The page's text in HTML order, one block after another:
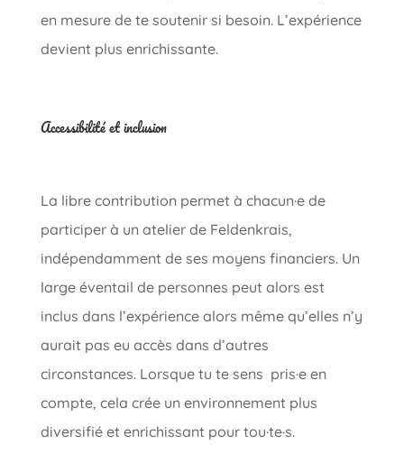
en mesure de te soutenir si besoin. L’expérience
devient plus enrichissante.
Accessibilité et inclusion
La libre contribution permet à chacun·e de
participer à un atelier de Feldenkrais,
indépendamment de ses moyens financiers. Un
large éventail de personnes peut alors est
inclus dans l’expérience alors même qu’elles n’y
aurait pas eu accès dans d’autres
circonstances. Lorsque tu te sens pris·e en
compte, cela crée un environnement plus
diversifié et enrichissant pour tou·te·s.